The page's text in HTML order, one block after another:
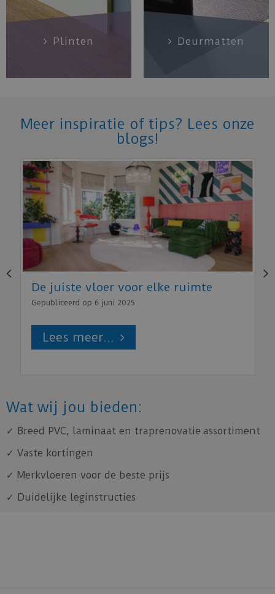
Plinten Deurmatten
Meer inspiratie of tips? Lees onze
blogs!
De juiste vloer voor elke ruimte
Gepubliceerd op 6 juni 2025
Lees meer...
Wat wij jou bieden:
✓ Breed PVC, laminaat en traprenovatie assortiment
✓ Vaste kortingen
✓ Merkvloeren voor de beste prijs
✓ Duidelijke leginstructies